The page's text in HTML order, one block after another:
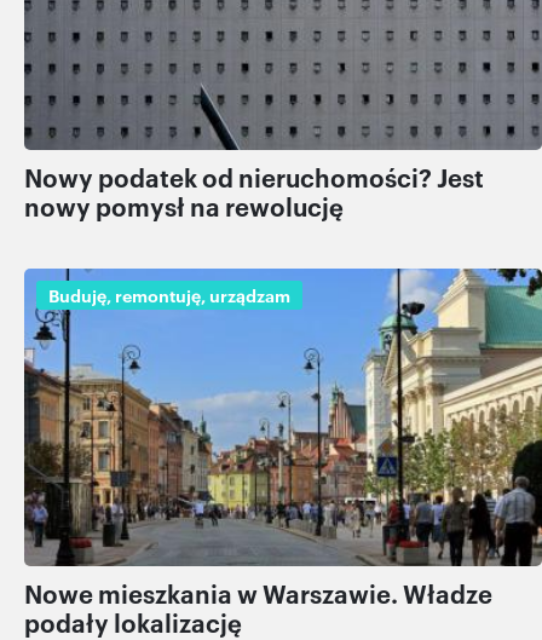
Nowy podatek od nieruchomości? Jest
nowy pomysł na rewolucję
Buduję, remontuję, urządzam
Nowe mieszkania w Warszawie. Władze
podały lokalizację